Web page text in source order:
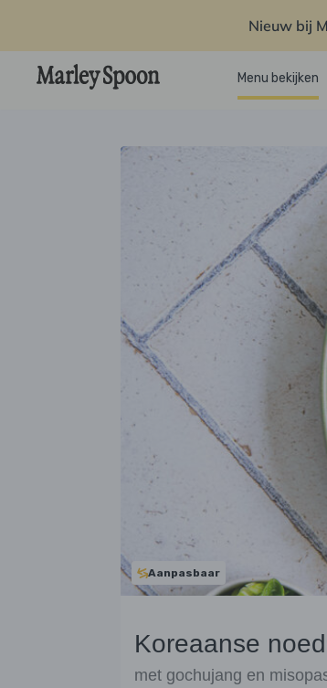
Nieuw bij
Menu bekijken
Aanpasbaar
Koreaanse
met gochujang en